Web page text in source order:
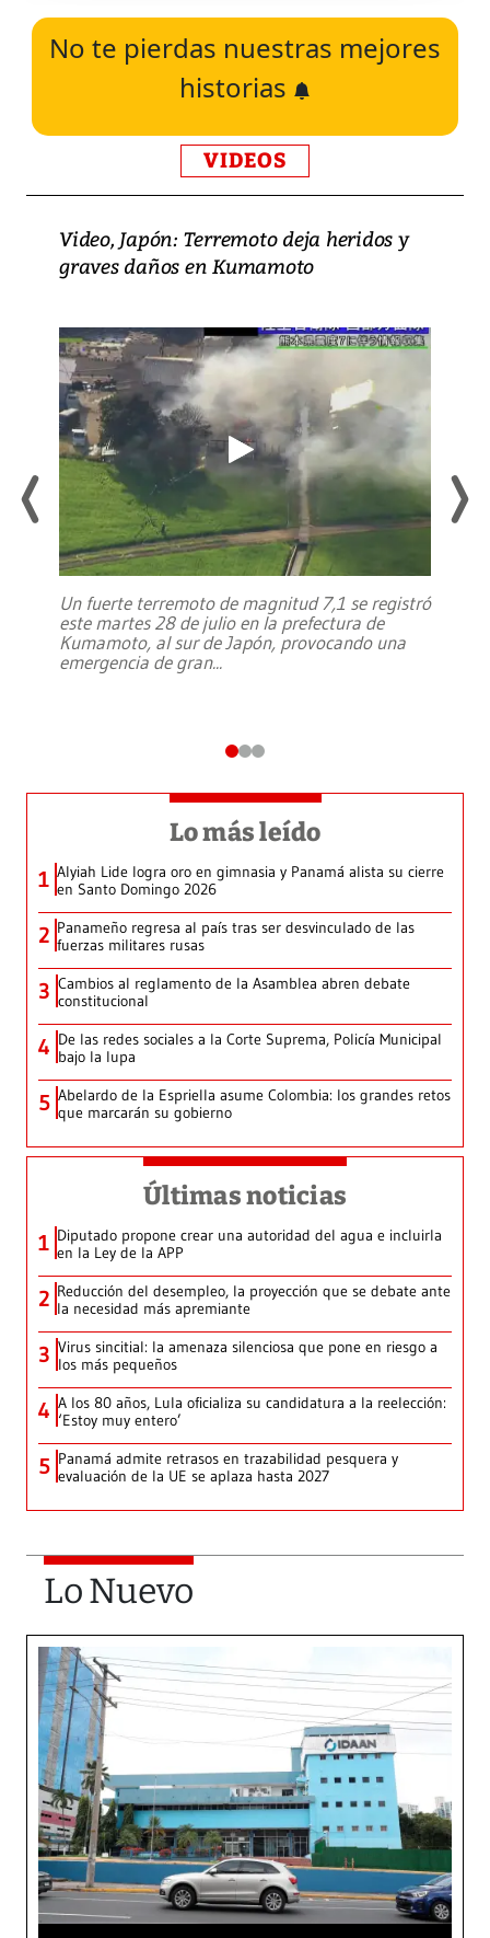
No te pierdas nuestras mejores
historias
VIDEOS
Video, Japón: Terremoto deja heridos y
graves daños en Kumamoto
Un fuerte terremoto de magnitud 7,1 se registró
este martes 28 de julio en la prefectura de
Kumamoto, al sur de Japón, provocando una
emergencia de gran...
Lo más leído
1 Alyiah Lide logra oro en gimnasia y Panamá alista su cierre
en Santo Domingo 2026
2 Panameño regresa al país tras ser desvinculado de las
fuerzas militares rusas
3 Cambios al reglamento de la Asamblea abren debate
constitucional
4 De las redes sociales a la Corte Suprema, Policía Municipal
bajo la lupa
5 Abelardo de la Espriella asume Colombia: los grandes retos
que marcarán su gobierno
Últimas noticias
1 Diputado propone crear una autoridad del agua e incluirla
en la Ley de la APP
2 Reducción del desempleo, la proyección que se debate ante
la necesidad más apremiante
3 Virus sincitial: la amenaza silenciosa que pone en riesgo a
los más pequeños
4 A los 80 años, Lula oficializa su candidatura a la reelección:
‘Estoy muy entero’
5 Panamá admite retrasos en trazabilidad pesquera y
evaluación de la UE se aplaza hasta 2027
Lo Nuevo